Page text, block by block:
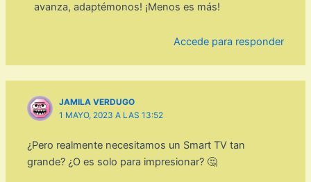
avanza, adaptémonos! ¡Menos es más!
Accede para responder
JAMILA VERDUGO
1 MAYO, 2023 A LAS 13:52
¿Pero realmente necesitamos un Smart TV tan
grande? ¿O es solo para impresionar? 🤔